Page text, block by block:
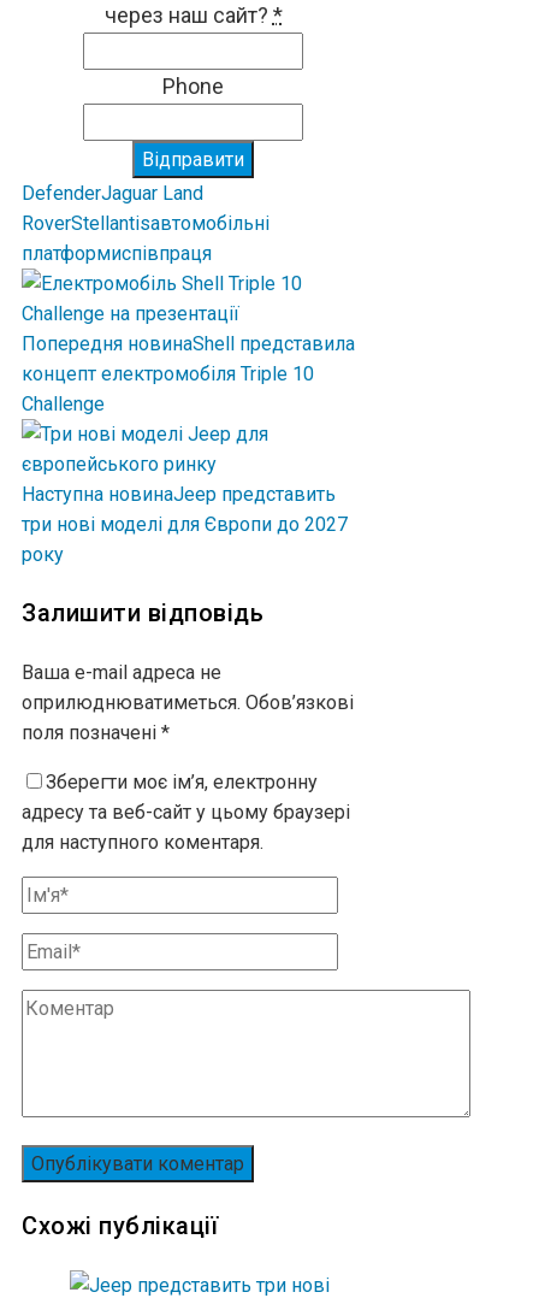
через наш сайт? *
Phone
Відправити
DefenderJaguar Land
RoverStellantisавтомобільні
платформиспівпраця
Попередня новинаShell представила
концепт електромобіля Triple 10
Challenge
Наступна новинаJeep представить
три нові моделі для Європи до 2027
року
Залишити відповідь
Ваша e-mail адреса не
оприлюднюватиметься. Обов’язкові
поля позначені *
Зберегти моє ім’я, електронну
адресу та веб-сайт у цьому браузері
для наступного коментаря.
Схожі публікації